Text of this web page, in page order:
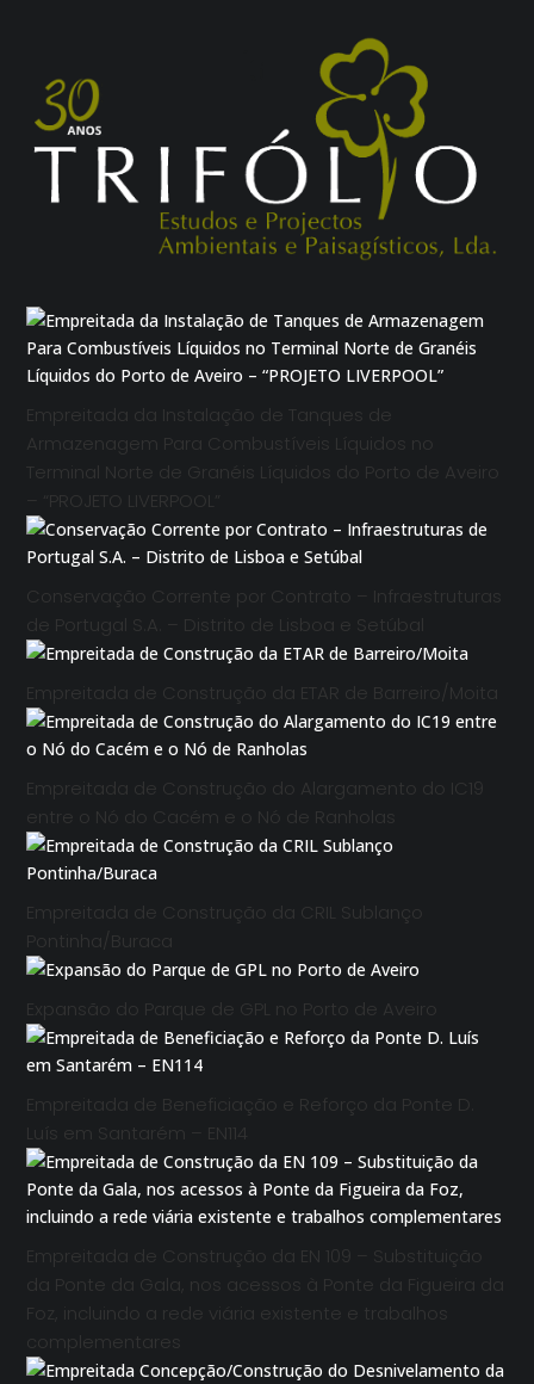
Empreitada da Instalação de Tanques de
Armazenagem Para Combustíveis Líquidos no
Terminal Norte de Granéis Líquidos do Porto de Aveiro
– “PROJETO LIVERPOOL”
Conservação Corrente por Contrato – Infraestruturas
de Portugal S.A. – Distrito de Lisboa e Setúbal
Empreitada de Construção da ETAR de Barreiro/Moita
Empreitada de Construção do Alargamento do IC19
entre o Nó do Cacém e o Nó de Ranholas
Empreitada de Construção da CRIL Sublanço
Pontinha/Buraca
Expansão do Parque de GPL no Porto de Aveiro
Empreitada de Beneficiação e Reforço da Ponte D.
Luís em Santarém – EN114
Empreitada de Construção da EN 109 – Substituição
da Ponte da Gala, nos acessos à Ponte da Figueira da
Foz, incluindo a rede viária existente e trabalhos
complementares